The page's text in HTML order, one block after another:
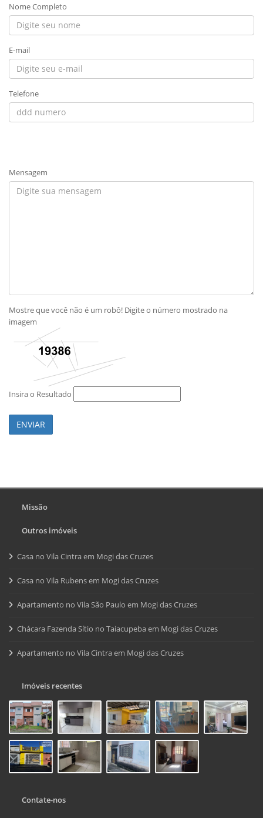
Nome Completo
E-mail
Telefone
Mensagem
Mostre que você não é um robô! Digite o número mostrado na
imagem
Insira o Resultado
ENVIAR
Missão
Outros imóveis
Casa no Vila Cintra em Mogi das Cruzes
Casa no Vila Rubens em Mogi das Cruzes
Apartamento no Vila São Paulo em Mogi das Cruzes
Chácara Fazenda Sítio no Taiacupeba em Mogi das Cruzes
Apartamento no Vila Cintra em Mogi das Cruzes
Imóveis recentes
Contate-nos